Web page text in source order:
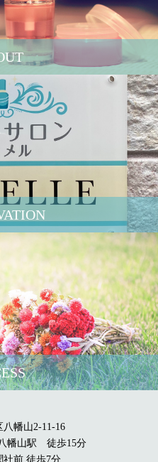
幡山2-11-16
幡山駅 徒歩15分
社前 徒歩7分